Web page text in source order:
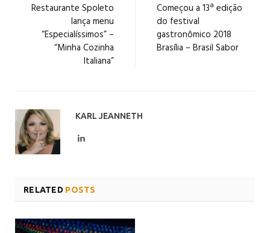
Restaurante Spoleto
lança menu
“Especialíssimos” –
“Minha Cozinha
Italiana”
Começou a 13ª edição
do festival
gastronômico 2018
Brasília – Brasil Sabor
KARL JEANNETH
LinkedIn
RELATED POSTS